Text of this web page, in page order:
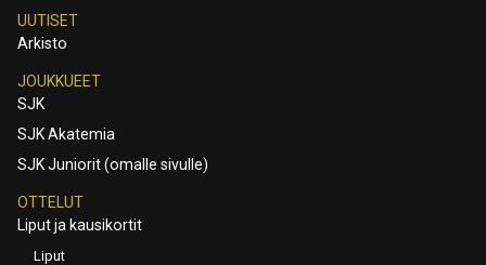
UUTISET
Arkisto
JOUKKUEET
SJK
SJK Akatemia
SJK Juniorit (omalle sivulle)
OTTELUT
Liput ja kausikortit
Liput